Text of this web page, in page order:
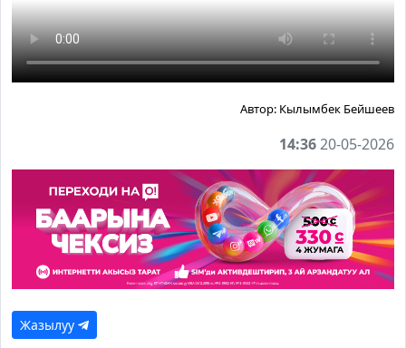
Автор: Кылымбек Бейшеев
14:3620-05-2026
Жазылуу